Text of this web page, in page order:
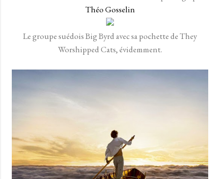
Théo Gosselin
Le groupe suédois Big Byrd avec sa pochette de They
Worshipped Cats, évidemment.